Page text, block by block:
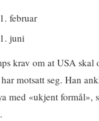
februar
juni
krav om at USA skal
motsatt seg. Han
med «ukjent formål»,